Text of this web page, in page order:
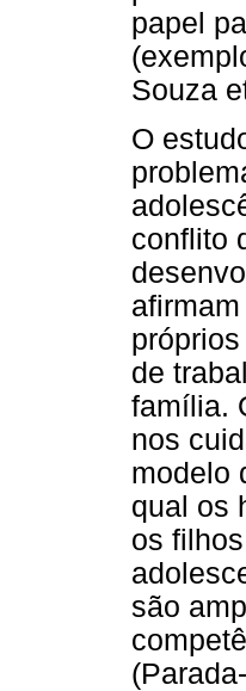
papel
Souza
O
conflito
de
família.
nos
modelo
qual os
os
são